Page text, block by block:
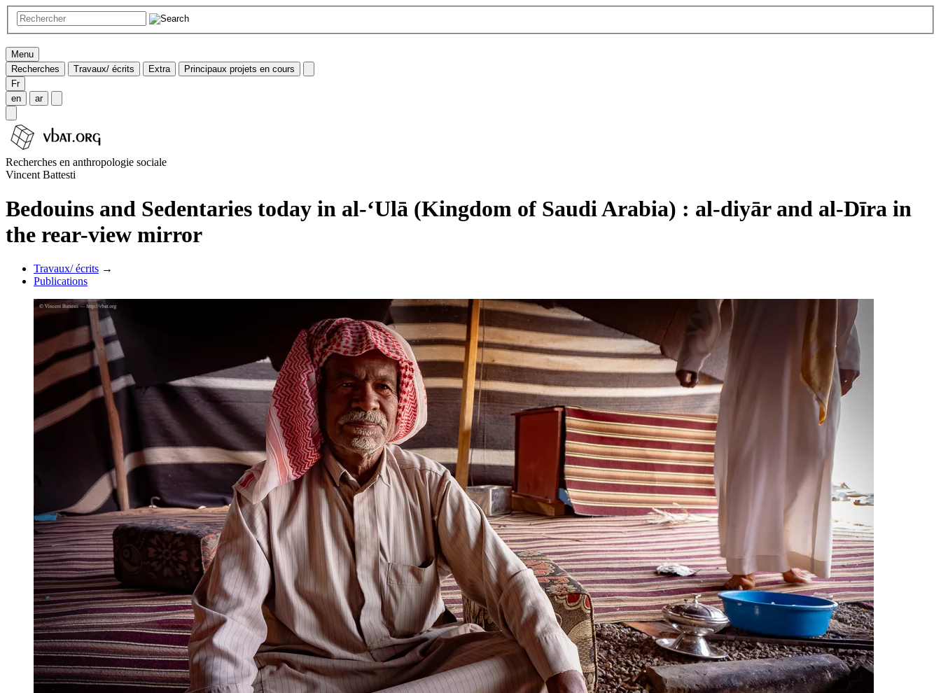
Menu
Recherches
Travaux/ écrits Extra
Principaux projets en cours
Fr
en
ar
Recherches en anthropologie sociale
Vincent Battesti
Bedouins and Sedentaries today in al-‘Ulā (Kingdom of Saudi Arabia) : al-diyār and al-Dīra in
the rear-view mirror
Travaux/ écrits →
Publications